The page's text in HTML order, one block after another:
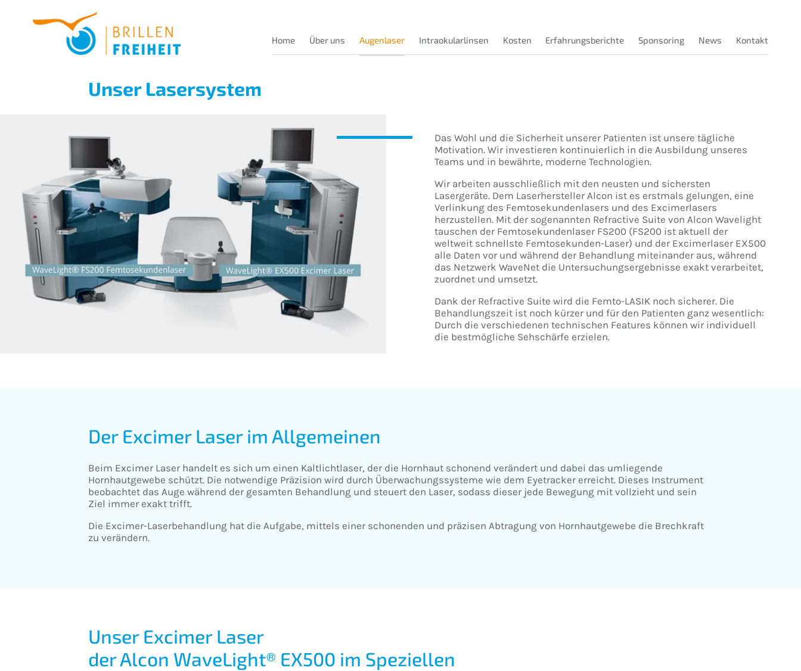
Home Über uns Augenlaser Intraokularlinsen Kosten Erfahrungsberichte Sponsoring News Kontakt
Unser Lasersystem
Das Wohl und die Sicherheit unserer Patienten ist unsere tägliche
Motivation. Wir investieren kontinuierlich in die Ausbildung unseres
Teams und in bewährte, moderne Technologien.
Wir arbeiten ausschließlich mit den neusten und sichersten
Lasergeräte. Dem Laserhersteller Alcon ist es erstmals gelungen, eine
Verlinkung des Femtosekundenlasers und des Excimerlasers
herzustellen. Mit der sogenannten Refractive Suite von Alcon Wavelight
tauschen der Femtosekundenlaser FS200 (FS200 ist aktuell der
weltweit schnellste Femtosekunden-Laser) und der Excimerlaser EX500
alle Daten vor und während der Behandlung miteinander aus, während
das Netzwerk WaveNet die Untersuchungsergebnisse exakt verarbeitet,
zuordnet und umsetzt.
Dank der Refractive Suite wird die Femto-LASIK noch sicherer. Die
Behandlungszeit ist noch kürzer und für den Patienten ganz wesentlich:
Durch die verschiedenen technischen Features können wir individuell
die bestmögliche Sehschärfe erzielen.
Der Excimer Laser im Allgemeinen
Beim Excimer Laser handelt es sich um einen Kaltlichtlaser, der die Hornhaut schonend verändert und dabei das umliegende
Hornhautgewebe schützt. Die notwendige Präzision wird durch Überwachungssysteme wie dem Eyetracker erreicht. Dieses Instrument
beobachtet das Auge während der gesamten Behandlung und steuert den Laser, sodass dieser jede Bewegung mit vollzieht und sein
Ziel immer exakt trifft.
Die Excimer-Laserbehandlung hat die Aufgabe, mittels einer schonenden und präzisen Abtragung von Hornhautgewebe die Brechkraft
zu verändern.
Unser Excimer Laser
der Alcon WaveLight® EX500 im Speziellen